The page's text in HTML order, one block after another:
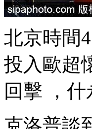
北京時間4
投入歐超
回擊 ，